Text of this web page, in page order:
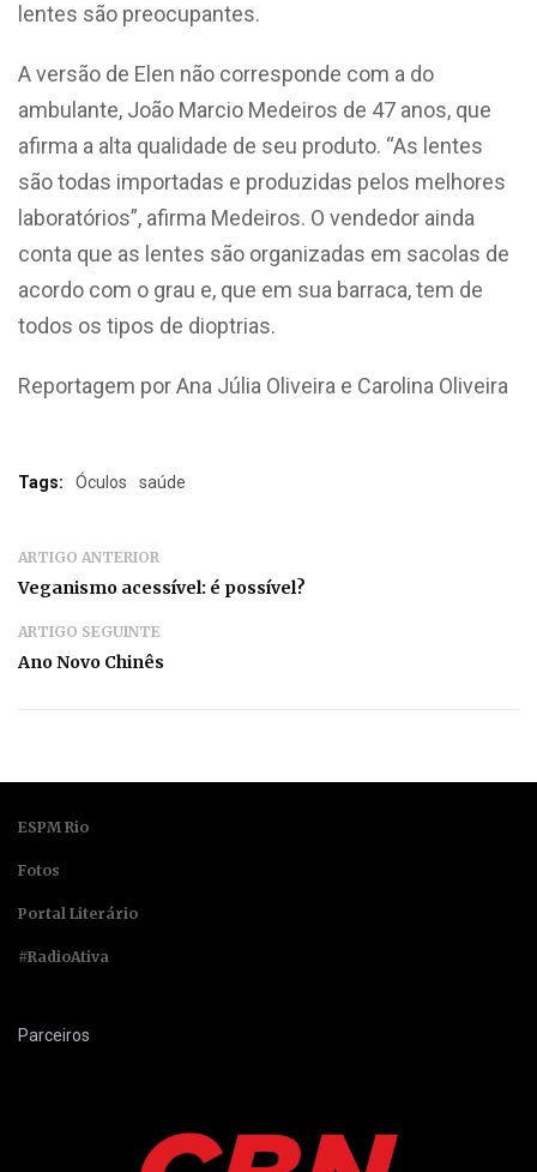
lentes são preocupantes.
A versão de Elen não corresponde com a do
ambulante, João Marcio Medeiros de 47 anos, que
afirma a alta qualidade de seu produto. “As lentes
são todas importadas e produzidas pelos melhores
laboratórios”, afirma Medeiros. O vendedor ainda
conta que as lentes são organizadas em sacolas de
acordo com o grau e, que em sua barraca, tem de
todos os tipos de dioptrias.
Reportagem por Ana Júlia Oliveira e Carolina Oliveira
Tags: Óculos saúde
ARTIGO ANTERIOR
Veganismo acessível: é possível?
ARTIGO SEGUINTE
Ano Novo Chinês
ESPM Rio
Fotos
Portal Literário
#RadioAtiva
Parceiros